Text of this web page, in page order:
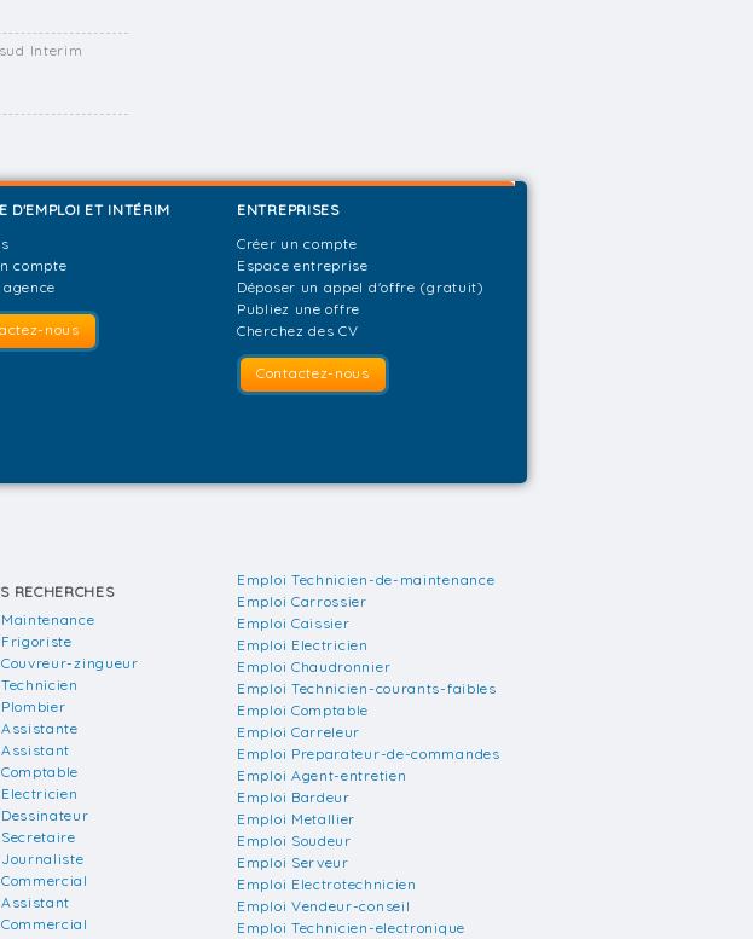
Interim
D'EMPLOI ET INTÉRIM
compte
agence
nous
ENTREPRISES
Créer un compte
Espace entreprise
Déposer un appel d'offre (gratuit)
Publiez une offre
Cherchez des CV
Contactez-nous
RECHERCHES
zingueur
Emploi Technicien-de-maintenance
Emploi Carrossier
Emploi Caissier
Emploi Electricien
Emploi Chaudronnier
Emploi Technicien-courants-faibles
Emploi Comptable
Emploi Carreleur
Emploi Preparateur-de-commandes
Emploi Agent-entretien
Emploi Bardeur
Emploi Metallier
Emploi Soudeur
Emploi Serveur
Emploi Electrotechnicien
Emploi Vendeur-conseil
Emploi Technicien-electronique